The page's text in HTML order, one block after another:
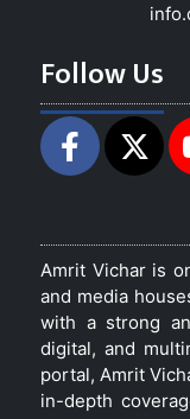
Follow Us
Amrit Vichar is
and media
with a strong
digital, and
portal, Amrit
in-depth